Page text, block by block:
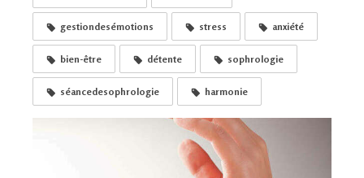
gestiondesémotions stress anxiété
bien-être détente sophrologie
séancedesophrologie harmonie